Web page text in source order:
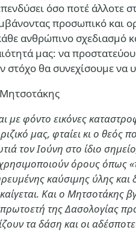
από την ελευθερία στην
όσο ποτέ
προσωπικό
ανθρώπινο σχεδιασμό
μας: να
θα συνεχίσουμε να
με φόντο εικόνες
μας, φταίει κι ο θεός
τον Ιούνη στο ίδιο
όρους όπως
καύσιμης ύλης και
Και ο Μητσοτάκης
της Δασολογίας
τα δάση και οι